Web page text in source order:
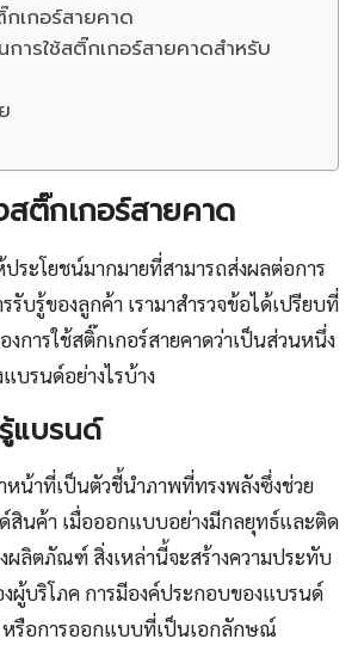
เกอร์สายคาด
การใช้สติ๊กเกอร์สายคาดสำหรับ
สติ๊กเกอร์สายคาด
ระโยชน์มากมายที่สามารถส่งผลต่อการ
บรู้ของลูกค้า เรามาสำรวจข้อได้เปรียบที่
การใช้สติ๊กเกอร์สายคาดว่าเป็นส่วนหนึ่ง
บรนด์อย่างไรบ้าง
แบรนด์
หน้าที่เป็นตัวชี้นำภาพที่ทรงพลังซึ่งช่วย
สินค้า เมื่อออกแบบอย่างมีกลยุทธ์และติด
ผลิตภัณฑ์ สิ่งเหล่านี้จะสร้างความประทับ
งผู้บริโภค การมีองค์ประกอบของแบรนด์
หรือการออกแบบที่เป็นเอกลักษณ์